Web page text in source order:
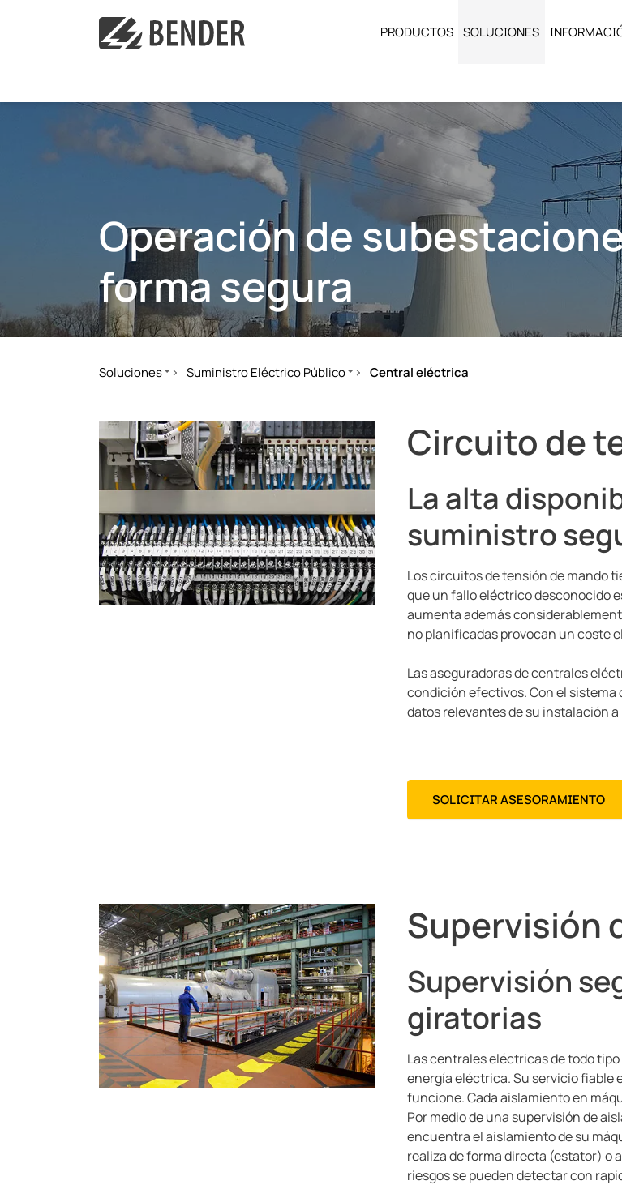
PRODUCTOS SOLUCIONES
Operación de
forma segura
Soluciones
Instalaciones hospitalarias
Gas, petroquímica
Energías Renovables
Suministro Eléctrico Público
Generadores Eléctricos Móviles
Barcos y Puertos
Sector Ferroviario
eMobility
Suministro Eléctrico Público
Subestacíon eléctrica
Mantenimiento y servicio
Central eléctrica
Circuito de
La alta
suministro
Los circuitos de tensión de mando
que un fallo eléctrico desconocido
aumenta además
no planificadas provocan un coste
Las aseguradoras de centrales
condición efectivos. Con el
datos relevantes de su instalación
SOLICITAR ASESORAMIENTO
Supervisión
Supervisión
giratorias
Las centrales eléctricas de todo
energía eléctrica. Su servicio fiable
funcione. Cada aislamiento en
Por medio de una supervisión de
encuentra el aislamiento de su
realiza de forma directa (estator) o
riesgos se pueden detectar con